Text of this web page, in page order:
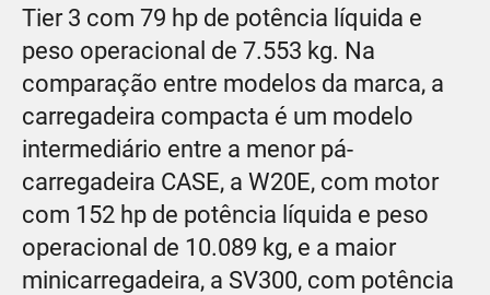
Tier 3 com 79 hp de potência líquida e
peso operacional de 7.553 kg. Na
comparação entre modelos da marca, a
carregadeira compacta é um modelo
intermediário entre a menor pá-
carregadeira CASE, a W20E, com motor
com 152 hp de potência líquida e peso
operacional de 10.089 kg, e a maior
minicarregadeira, a SV300, com potência